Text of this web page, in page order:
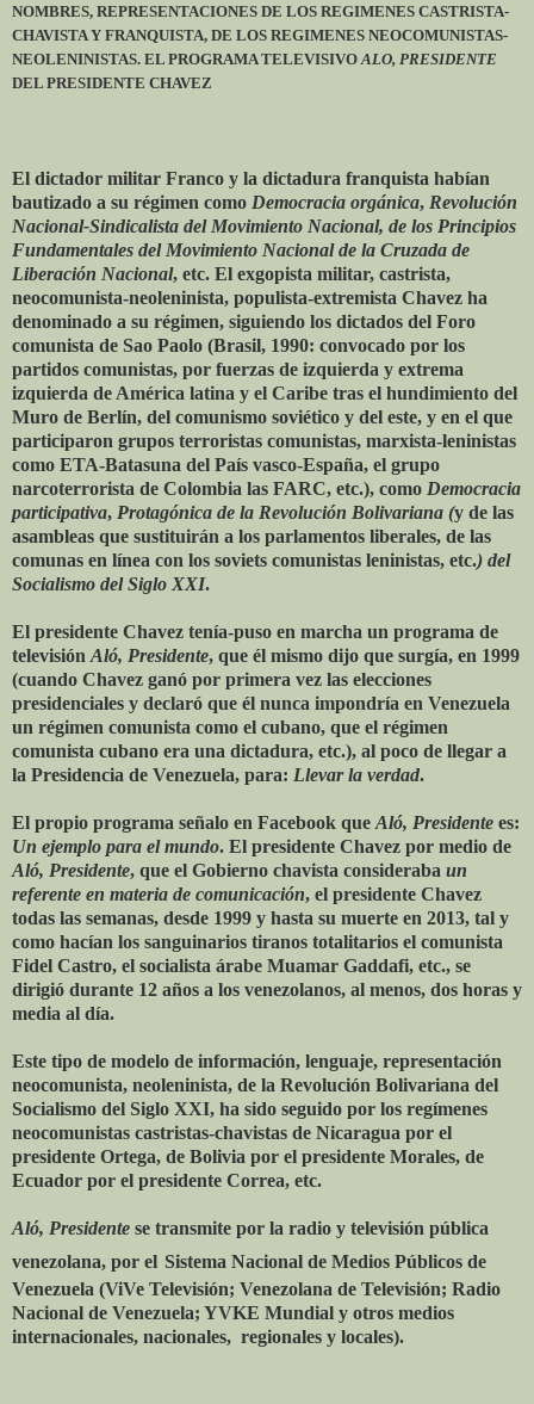
NOMBRES, REPRESENTACIONES DE LOS REGIMENES CASTRISTA-
CHAVISTA Y FRANQUISTA, DE LOS REGIMENES NEOCOMUNISTAS-
NEOLENINISTAS. EL PROGRAMA TELEVISIVO ALO, PRESIDENTE
DEL PRESIDENTE CHAVEZ
El dictador militar Franco y la dictadura franquista habían
bautizado a su régimen como Democracia orgánica, Revolución
Nacional-Sindicalista del Movimiento Nacional, de los Principios
Fundamentales del Movimiento Nacional de la Cruzada de
Liberación Nacional, etc. El exgopista militar, castrista,
neocomunista-neoleninista, populista-extremista Chavez ha
denominado a su régimen, siguiendo los dictados del Foro
comunista de Sao Paolo (Brasil, 1990: convocado por los
partidos comunistas, por fuerzas de izquierda y extrema
izquierda de América latina y el Caribe tras el hundimiento del
Muro de Berlín, del comunismo soviético y del este, y en el que
participaron grupos terroristas comunistas, marxista-leninistas
como ETA-Batasuna del País vasco-España, el grupo
narcoterrorista de Colombia las FARC, etc.), como Democracia
participativa, Protagónica de la Revolución Bolivariana (y de las
asambleas que sustituirán a los parlamentos liberales, de las
comunas en línea con los soviets comunistas leninistas, etc.) del
Socialismo del Siglo XXI.
El presidente Chavez tenía-puso en marcha un programa de
televisión Aló, Presidente, que él mismo dijo que surgía, en 1999
(cuando Chavez ganó por primera vez las elecciones
presidenciales y declaró que él nunca impondría en Venezuela
un régimen comunista como el cubano, que el régimen
comunista cubano era una dictadura, etc.), al poco de llegar a
la Presidencia de Venezuela, para: Llevar la verdad.
El propio programa señalo en Facebook que Aló, Presidente es:
Un ejemplo para el mundo. El presidente Chavez por medio de
Aló, Presidente, que el Gobierno chavista consideraba un
referente en materia de comunicación, el presidente Chavez
todas las semanas, desde 1999 y hasta su muerte en 2013, tal y
como hacían los sanguinarios tiranos totalitarios el comunista
Fidel Castro, el socialista árabe Muamar Gaddafi, etc., se
dirigió durante 12 años a los venezolanos, al menos, dos horas y
media al día.
Este tipo de modelo de información, lenguaje, representación
neocomunista, neoleninista, de la Revolución Bolivariana del
Socialismo del Siglo XXI, ha sido seguido por los regímenes
neocomunistas castristas-chavistas de Nicaragua por el
presidente Ortega, de Bolivia por el presidente Morales, de
Ecuador por el presidente Correa, etc.
Aló, Presidente se transmite por la radio y televisión pública
venezolana, por el Sistema Nacional de Medios Públicos de
Venezuela (ViVe Televisión; Venezolana de Televisión; Radio
Nacional de Venezuela; YVKE Mundial y otros medios
internacionales, nacionales, regionales y locales).